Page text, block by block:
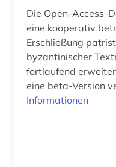
Die Open-Access-
eine kooperativ
Erschließung
byzantinischer
fortlaufend
eine beta-Version
Informationen